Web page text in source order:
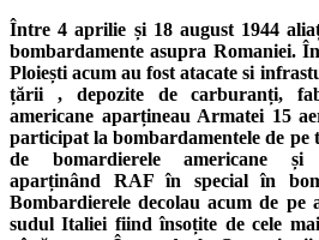
Între 4 aprilie și 18 august 1944
bombardamente asupra Romaniei.
Ploiești acum au fost atacate si
țării , depozite de carburanți,
americane aparțineau Armatei 15
participat la bombardamentele de
de bomardierele americane și
aparținând RAF în special în
Bombardierele decolau acum de pe
sudul Italiei fiind însoțite de cele